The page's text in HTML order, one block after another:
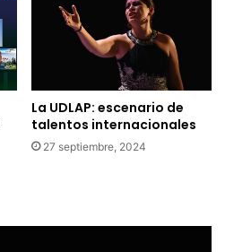
La UDLAP: escenario de
talentos internacionales
27 septiembre, 2024